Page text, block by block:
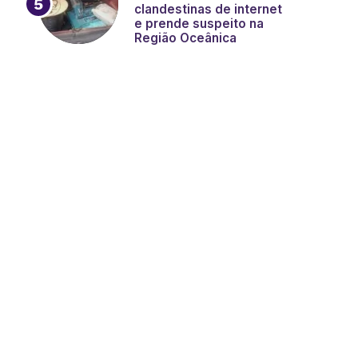
clandestinas de internet
e prende suspeito na
Região Oceânica